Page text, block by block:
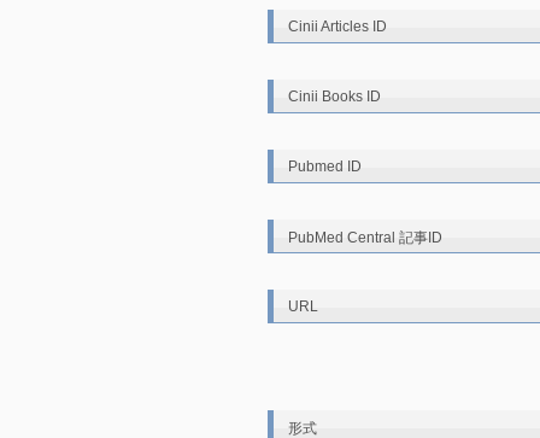
Cinii Articles ID
Cinii Books ID
Pubmed ID
PubMed Central 記事ID
URL
形式